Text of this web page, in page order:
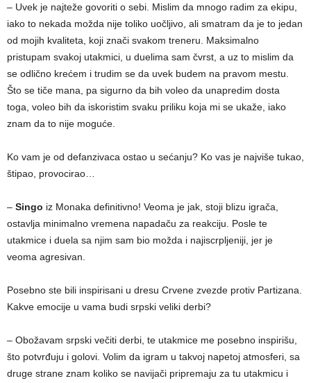
– Uvek je najteže govoriti o sebi. Mislim da mnogo radim za ekipu,
iako to nekada možda nije toliko uočljivo, ali smatram da je to jedan
od mojih kvaliteta, koji znači svakom treneru. Maksimalno
pristupam svakoj utakmici, u duelima sam čvrst, a uz to mislim da
se odlično krećem i trudim se da uvek budem na pravom mestu.
Što se tiče mana, pa sigurno da bih voleo da unapredim dosta
toga, voleo bih da iskoristim svaku priliku koja mi se ukaže, iako
znam da to nije moguće.
Ko vam je od defanzivaca ostao u sećanju? Ko vas je najviše tukao,
štipao, provocirao…
– Singo iz Monaka definitivno! Veoma je jak, stoji blizu igrača,
ostavlja minimalno vremena napadaču za reakciju. Posle te
utakmice i duela sa njim sam bio možda i najiscrpljeniji, jer je
veoma agresivan.
Posebno ste bili inspirisani u dresu Crvene zvezde protiv Partizana.
Kakve emocije u vama budi srpski veliki derbi?
– Obožavam srpski večiti derbi, te utakmice me posebno inspirišu,
što potvrđuju i golovi. Volim da igram u takvoj napetoj atmosferi, sa
druge strane znam koliko se navijači pripremaju za tu utakmicu i